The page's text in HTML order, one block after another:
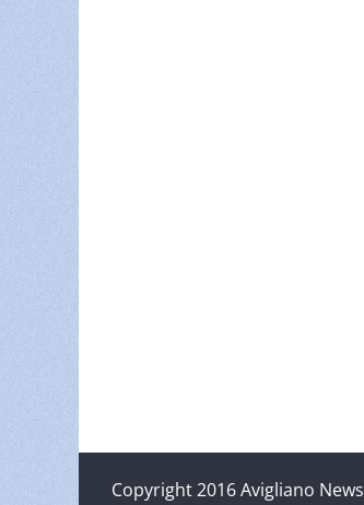
Copyright 2016 Avigliano News